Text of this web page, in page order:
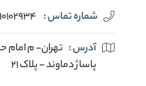
شماره تماس :
آدرس : تهران- م
پاساژ دماوند - پلاک 21